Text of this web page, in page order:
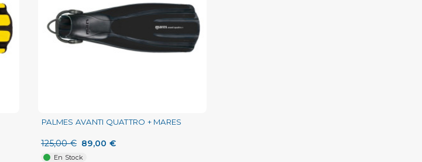
PALMES AVANTI QUATTRO + MARES
125,00 € 89,00 €
En Stock